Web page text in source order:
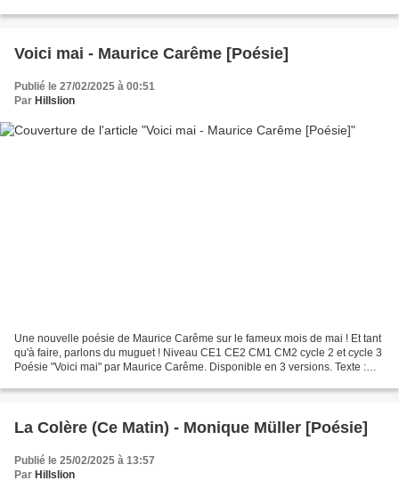
Voici mai - Maurice Carême [Poésie]
Publié le 27/02/2025 à 00:51
Par Hillslion
Une nouvelle poésie de Maurice Carême sur le fameux mois de mai ! Et tant
qu'à faire, parlons du muguet ! Niveau CE1 CE2 CM1 CM2 cycle 2 et cycle 3
Poésie "Voici mai" par Maurice Carême. Disponible en 3 versions. Texte :
La Colère (Ce Matin) - Monique Müller [Poésie]
Publié le 25/02/2025 à 13:57
Par Hillslion